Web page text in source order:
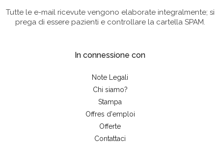
Tutte le e-mail ricevute vengono elaborate integralmente; si
prega di essere pazienti e controllare la cartella SPAM.
In connessione con
Note Legali
Chi siamo?
Stampa
Offres d'emploi
Offerte
Contattaci